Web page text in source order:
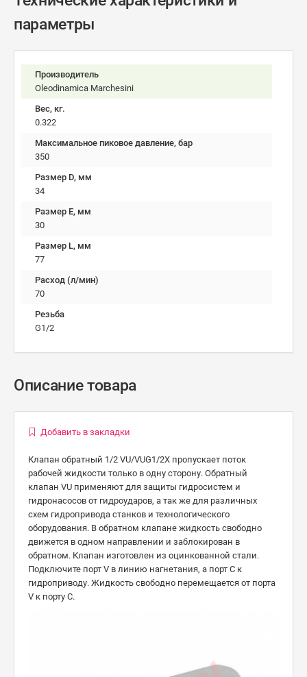
параметры
Производитель
Oleodinamica Marchesini
Вес, кг.
0.322
Максимальное пиковое давление, бар
350
Размер D, мм
34
Размер E, мм
30
Размер L, мм
77
Расход (л/мин)
70
Резьба
G1/2
Описание товара
Добавить в закладки
Клапан обратный 1/2 VU/VUG1/2X пропускает поток
рабочей жидкости только в одну сторону. Обратный
клапан VU применяют для защиты гидросистем и
гидронасосов от гидроударов, а так же для различных
схем гидропривода станков и технологического
оборудования. В обратном клапане жидкость свободно
движется в одном направлении и заблокирован в
обратном. Клапан изготовлен из оцинкованной стали.
Подключите порт V в линию нагнетания, а порт C к
гидроприводу. Жидкость свободно перемещается от порта
V к порту C.